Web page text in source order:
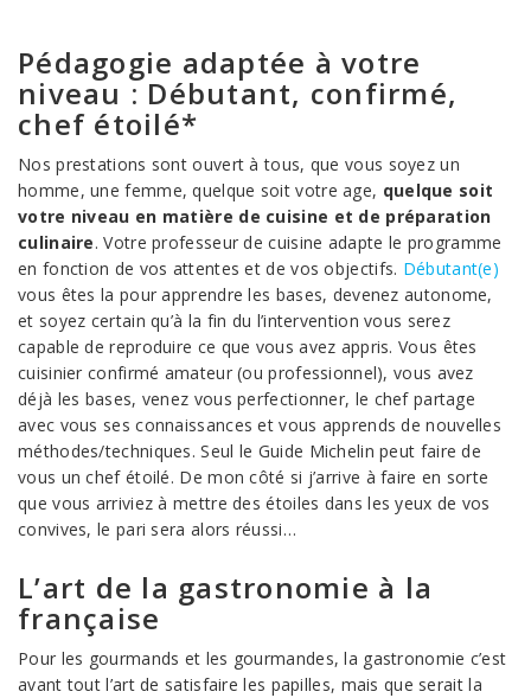
Pédagogie adaptée à votre
niveau : Débutant, confirmé,
chef étoilé*
Nos prestations sont ouvert à tous, que vous soyez un
homme, une femme, quelque soit votre age, quelque soit
votre niveau en matière de cuisine et de préparation
culinaire. Votre professeur de cuisine adapte le programme
en fonction de vos attentes et de vos objectifs. Débutant(e)
vous êtes la pour apprendre les bases, devenez autonome,
et soyez certain qu’à la fin du l’intervention vous serez
capable de reproduire ce que vous avez appris. Vous êtes
cuisinier confirmé amateur (ou professionnel), vous avez
déjà les bases, venez vous perfectionner, le chef partage
avec vous ses connaissances et vous apprends de nouvelles
méthodes/techniques. Seul le Guide Michelin peut faire de
vous un chef étoilé. De mon côté si j’arrive à faire en sorte
que vous arriviez à mettre des étoiles dans les yeux de vos
convives, le pari sera alors réussi…
L’art de la gastronomie à la
française
Pour les gourmands et les gourmandes, la gastronomie c’est
avant tout l’art de satisfaire les papilles, mais que serait la